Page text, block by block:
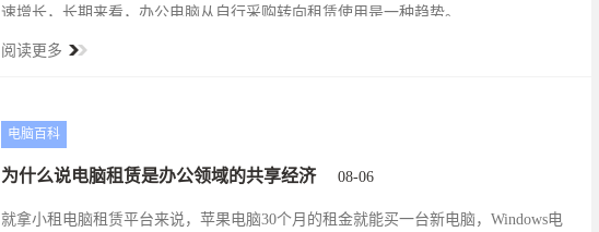
速增长，长期来看，办公电脑从自行采购转向租赁使用是一种趋势。
阅读更多
电脑百科
为什么说电脑租赁是办公领域的共享经济 08-06
就拿小租电脑租赁平台来说，苹果电脑30个月的租金就能买一台新电脑，Windows电